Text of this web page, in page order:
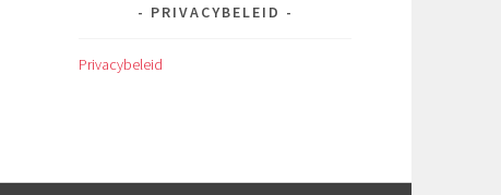
PRIVACYBELEID
Privacybeleid